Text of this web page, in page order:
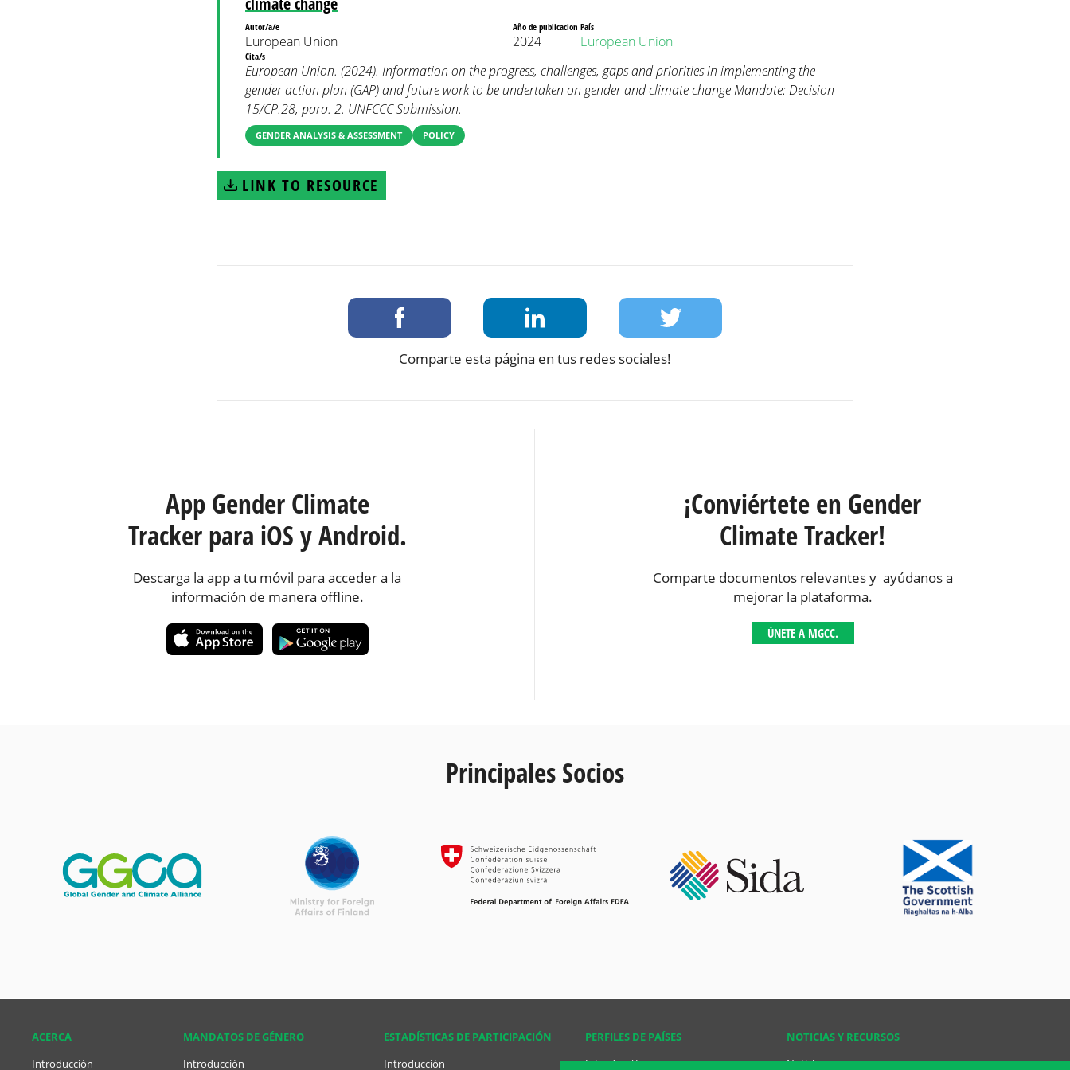
Autor/a/e
European Union
Año de publicacion
2024
País
European Union
Cita/s
European Union. (2024). Information on the progress, challenges, gaps and priorities in implementing the
gender action plan (GAP) and future work to be undertaken on gender and climate change Mandate: Decision
15/CP.28, para. 2. UNFCCC Submission.
GENDER ANALYSIS & ASSESSMENT POLICY
LINK TO RESOURCE
Comparte esta página en tus redes sociales!
App Gender Climate
Tracker para iOS y Android.
Descarga la app a tu móvil para acceder a la
información de manera offline.
¡Conviértete en Gender
Climate Tracker!
Comparte documentos relevantes y ayúdanos a
mejorar la plataforma.
ÚNETE A MGCC.
Principales Socios
ACERCA
Introducción
NOTICIAS Y RECURSOS
Noticias
MANDATOS DE GÉNERO
Introducción
ESTADÍSTICAS DE PARTICIPACIÓN
Introducción
PERFILES DE PAÍSES
Introducción